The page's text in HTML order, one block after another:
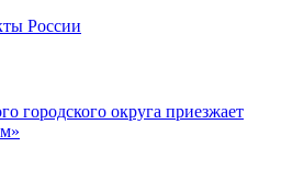
России
городского округа приезжает